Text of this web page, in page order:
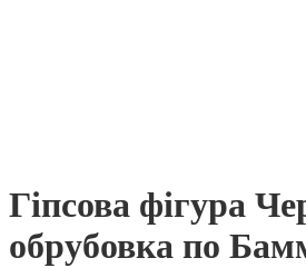
Гіпсова фігура
обрубовка по